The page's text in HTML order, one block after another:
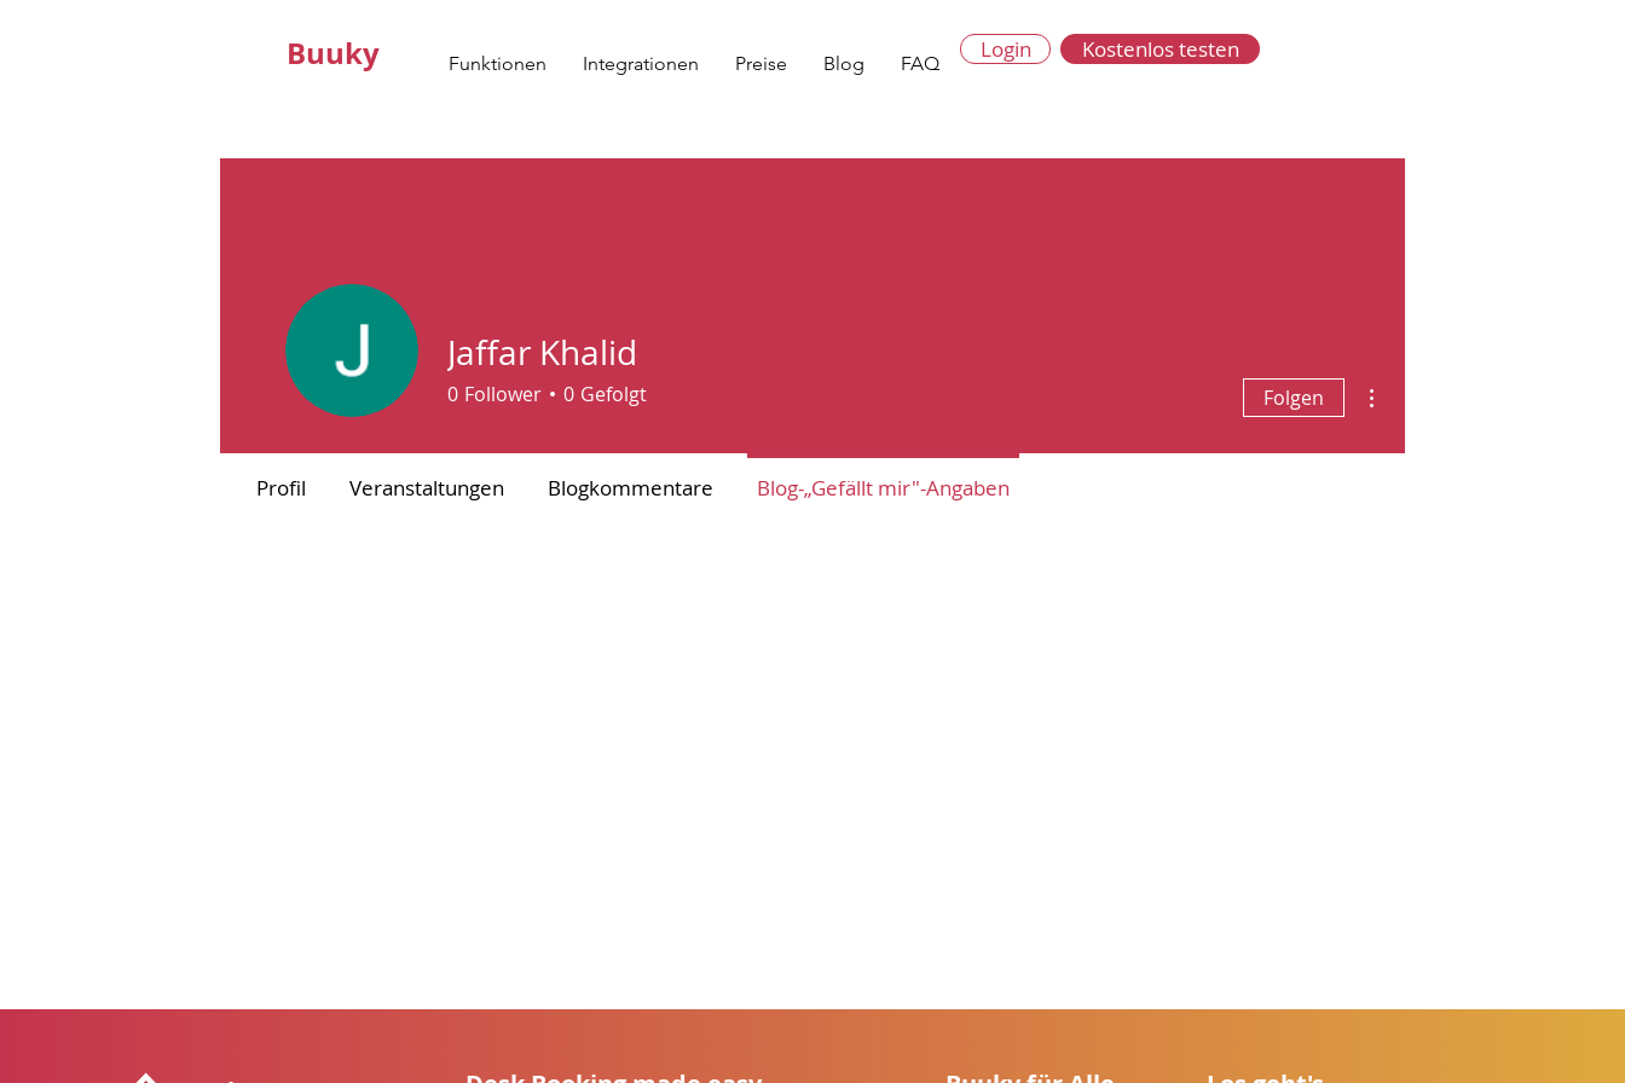
Buuky Funktionen Integrationen Preise Blog FAQ
Login Kostenlos testen
Jaffar Khalid
0 Follower 0 Gefolgt Folgen
Profil Veranstaltungen Blogkommentare Blog-„Gefällt mir"-Angaben